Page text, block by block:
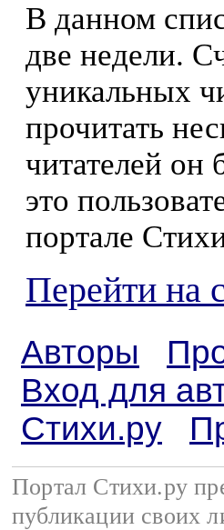
В данном
две недели.
уникальных
прочитать
читателей он
это
портале
Перейти на
Авторы
Вход для
Стихи.ру
Портал Стихи.ру
публикации своих